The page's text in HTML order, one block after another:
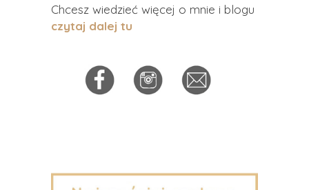
Chcesz wiedzieć więcej o mnie i blogu
czytaj dalej tu